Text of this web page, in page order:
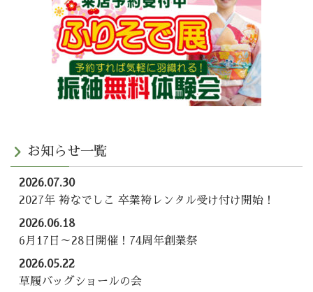
お知らせ一覧
2026.07.30
2027年 袴なでしこ 卒業袴レンタル受け付け開始！
2026.06.18
6月17日～28日開催！74周年創業祭
2026.05.22
草履バッグショールの会